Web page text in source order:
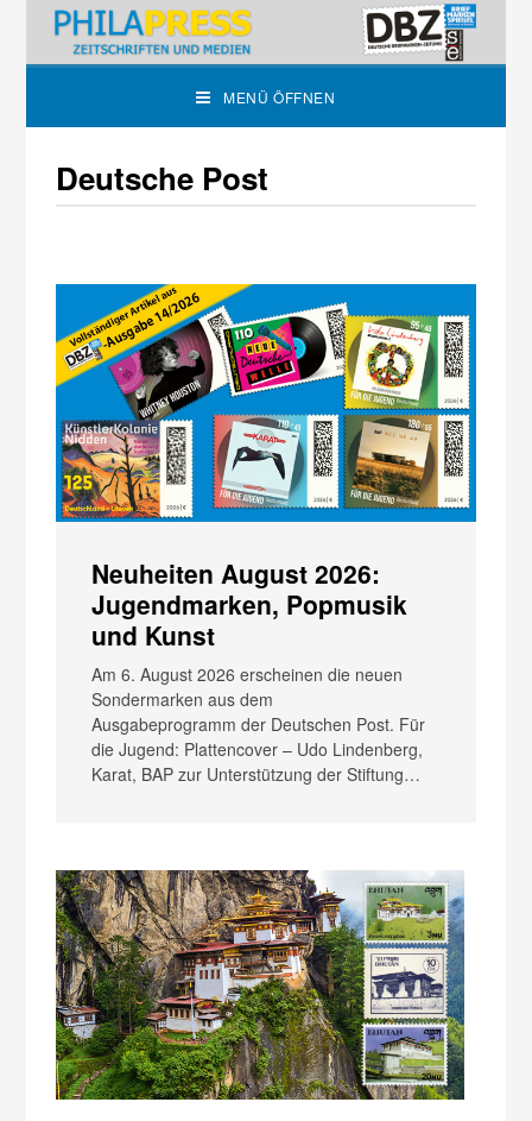
MENÜ ÖFFNEN
Deutsche Post
Neuheiten August 2026:
Jugendmarken, Popmusik
und Kunst
Am 6. August 2026 erscheinen die neuen
Sondermarken aus dem
Ausgabeprogramm der Deutschen Post. Für
die Jugend: Plattencover – Udo Lindenberg,
Karat, BAP zur Unterstützung der Stiftung…